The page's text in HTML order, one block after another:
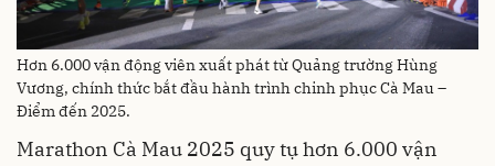
Hơn 6.000 vận động viên xuất phát từ Quảng trường Hùng
Vương, chính thức bắt đầu hành trình chinh phục Cà Mau –
Điểm đến 2025.
Marathon Cà Mau 2025 quy tụ hơn 6.000 vận